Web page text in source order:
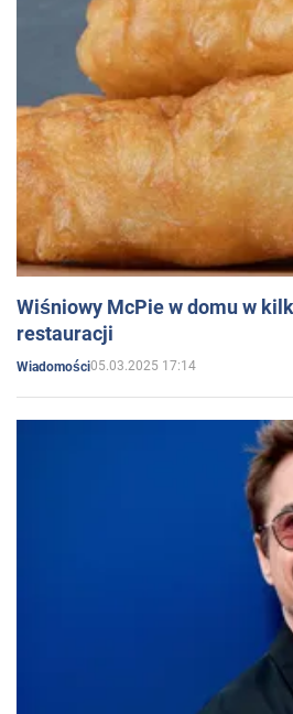
Wiśniowy McPie w domu w
restauracji
Wiadomości05.03.2025 17:14